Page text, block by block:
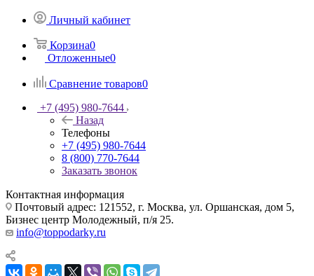
Личный кабинет
Корзина0
Отложенные0
Сравнение товаров0
+7 (495) 980-7644
Назад
Телефоны
+7 (495) 980-7644
8 (800) 770-7644
Заказать звонок
Контактная информация
Почтовый адрес: 121552, г. Москва, ул. Оршанская, дом 5,
Бизнес центр Молодежный, п/я 25.
info@toppodarky.ru